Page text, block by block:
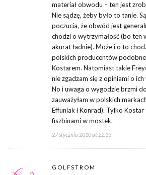
materiał obwodu – ten jest
Nie sądzę, żeby było to tanie.
poczucia, że obwód jest
chodzi o wytrzymałość (bo ten
akurat ładnie). Może i o to
polskich producentów podobne
Kostarem. Natomiast takie
nie zgadzam się z opiniami o
No i uwaga o wygodzie brzmi
zauważyłam w polskich
Effuniak i Konrad). Tylko Kostar
fiszbinami w mostek.
27 stycznia 2010 at 22:13
GOLFSTROM